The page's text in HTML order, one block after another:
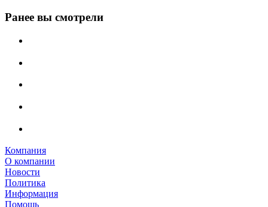
Ранее вы смотрели
Компания
О компании
Новости
Политика
Информация
Помощь